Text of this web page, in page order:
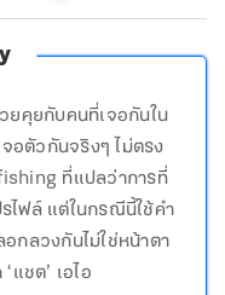
ยคุยกับคนที่เจอกันใน
อตัวกันจริงๆ ไม่ตรง
ที่แปลว่าการที่
ไฟล์ แต่ในกรณีนี้ใช้คำ
กลวงกันไม่ใช่หน้าตา
ชต’ เอไอ